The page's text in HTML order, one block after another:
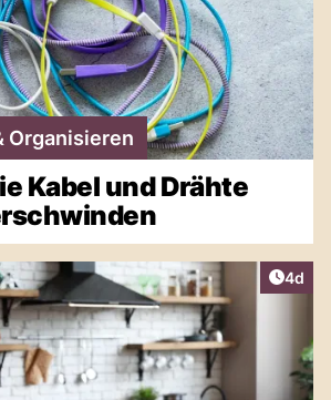
Organisieren
Kabel und Drähte
4d